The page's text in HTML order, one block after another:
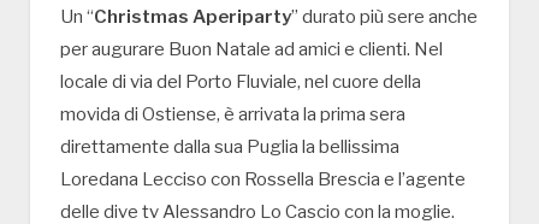
Un “Christmas Aperiparty” durato più sere anche
per augurare Buon Natale ad amici e clienti. Nel
locale di via del Porto Fluviale, nel cuore della
movida di Ostiense, è arrivata la prima sera
direttamente dalla sua Puglia la bellissima
Loredana Lecciso con Rossella Brescia e l’agente
delle dive tv Alessandro Lo Cascio con la moglie.